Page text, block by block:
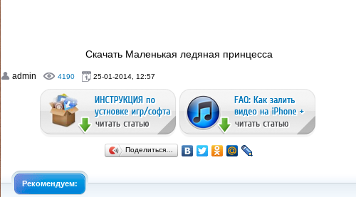
Скачать Маленькая ледяная принцесса
admin 4190 25-01-2014, 12:57
Поделиться…
Рекомендуем: